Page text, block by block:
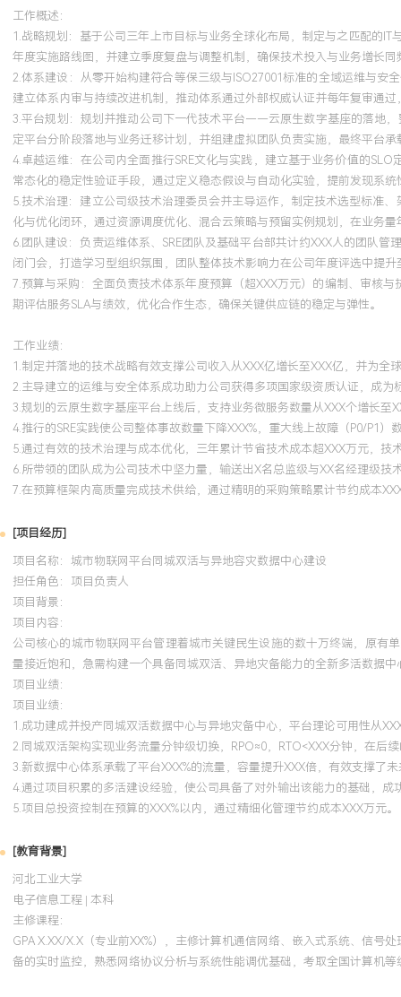
工作背景：拥有超过X年的一线运维至技术管理全链条经验，深耕于
复杂系统领域，具备从技术战略规划到大规模团队管理的完整视角
务战略转化为可执行的技术蓝图，曾主导制定并落地支撑百亿级营
通过体系化建设将技术风险评级降低X个等级，技术对业务的赋能满
建：具备从0到1构建高标准、可认证的运维与安全体系的能力，主
杆，并具备对外输出标准化解决方案的潜力。团队管理：精通技术
化治理，曾管理XXX人规模的技术团队，通过人才发展与文化塑造
通过全局技术治理与精细化成本控制，在业务高速增长期累计优化
交付效率提升XXX倍。个人特质：具备强烈的商业意识与风险管控
中决策并推动跨部门协同，持有多个顶级云厂商及安全架构师认证
务价值创造。
培训经历
2024-09 -2025-12 岗湾培训中心
2021年5月，获得信息安全专家认证，将国际通用的安全知识体系（
安全运营与体系建设中，主导设计了符合ISO27001与等保三级要求
并推动落地关键的数据安全治理项目，使公司整体安全防护能力成
对了数十次高级别安全挑战与监管审计。
工作概述：
1.战略规划：基于公司三年上市目标与业务全球化布局，制定与之匹配的
年度实施路线图，并建立季度复盘与调整机制，确保技术投入与业务增长
2.体系建设：从零开始构建符合等保三级与ISO27001标准的全域运维与
建立体系内审与持续改进机制，推动体系通过外部权威认证并每年复审通
3.平台规划：规划并推动公司下一代技术平台——云原生数字基座的落地
定平台分阶段落地与业务迁移计划，并组建虚拟团队负责实施，最终平台
4.卓越运维：在公司内全面推行SRE文化与实践，建立基于业务价值的
常态化的稳定性验证手段，通过定义稳态假设与自动化实验，提前发现系
5.技术治理：建立公司级技术治理委员会并主导运作，制定技术选型标准
化与优化闭环，通过资源调度优化、混合云策略与预留实例规划，在业务
6.团队建设：负责运维体系、SRE团队及基础平台部共计约XXX人的团队
闭门会，打造学习型组织氛围，团队整体技术影响力在公司年度评选中提升
7.预算与采购：全面负责技术体系年度预算（超XXX万元）的编制、审核
期评估服务SLA与绩效，优化合作生态，确保关键供应链的稳定与弹性。
工作业绩：
1.制定并落地的技术战略有效支撑公司收入从XXX亿增长至XXX亿，并为全
2.主导建立的运维与安全体系成功助力公司获得多项国家级资质认证，成为
3.规划的云原生数字基座平台上线后，支持业务微服务数量从XXX个增长至
4.推行的SRE实践使公司整体事故数量下降XXX%，重大线上故障（P0/P1）
5.通过有效的技术治理与成本优化，三年累计节省技术成本超XXX万元，技
6.所带领的团队成为公司技术中坚力量，输送出X名总监级与XX名经理级技
7.在预算框架内高质量完成技术供给，通过精明的采购策略累计节约成本
[项目经历]
项目名称：城市物联网平台同城双活与异地容灾数据中心建设
担任角色： 项目负责人
项目背景：
项目内容：
公司核心的城市物联网平台管理着城市关键民生设施的数十万终端，原有
量接近饱和，急需构建一个具备同城双活、异地灾备能力的全新多活数据
项目业绩：
项目业绩：
1.成功建成并投产同城双活数据中心与异地灾备中心，平台理论可用性从
2.同城双活架构实现业务流量分钟级切换，RPO≈0，RTO<XXX分钟，在后
3.新数据中心体系承载了平台XXX%的流量，容量提升XXX倍，有效支撑了
4.通过项目积累的多活建设经验，使公司具备了对外输出该能力的基础，成
5.项目总投资控制在预算的XXX%以内，通过精细化管理节约成本XXX万元。
[教育背景]
河北工业大学
电子信息工程 | 本科
主修课程：
GPA X.XX/X.X（专业前XX%），主修计算机通信网络、嵌入式系统、信
备的实时监控，熟悉网络协议分析与系统性能调优基础，考取全国计算机